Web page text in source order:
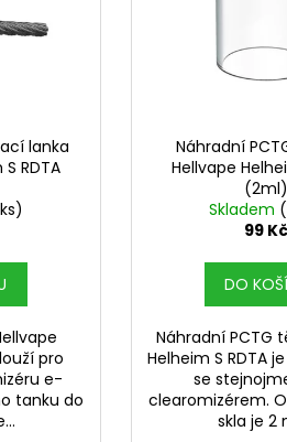
lanka
RDTA
pro
e-
tanku do
Náhradní
Hellvape
(2ml)
Skladem
99 Kč
DO
Náhradní PCTG
Helheim S RDTA
se
clearomizérem.
skla je 2